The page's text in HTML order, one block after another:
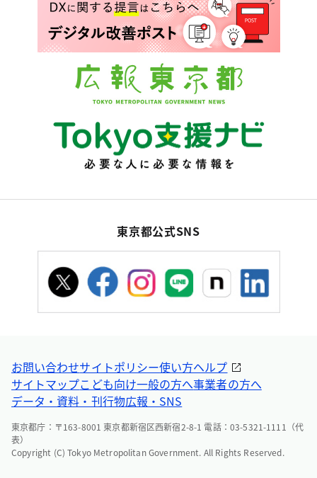
東京都公式SNS
お問い合わせサイトポリシー使い方ヘルプ
サイトマップこども向け一般の方へ事業者の方へ
データ・資料・刊行物広報・SNS
東京都庁：〒163-8001 東京都新宿区西新宿2-8-1 電話：03-5321-1111（代
表）
Copyright (C) Tokyo Metropolitan Government. All Rights Reserved.